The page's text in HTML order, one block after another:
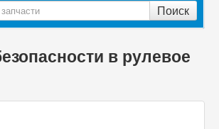
Поиск
в рулевое